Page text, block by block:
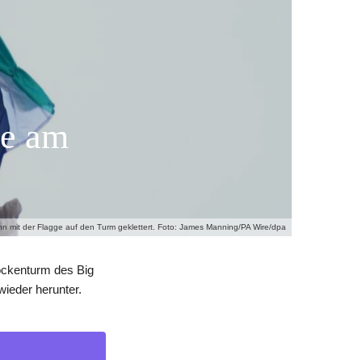
mit der Flagge auf den Turm geklettert. Foto: James Manning/PA Wire/dpa
am
des Big
herunter.